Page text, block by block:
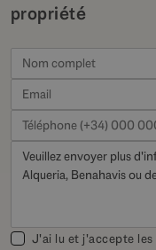
propriété
J'ai lu et j'accepte les